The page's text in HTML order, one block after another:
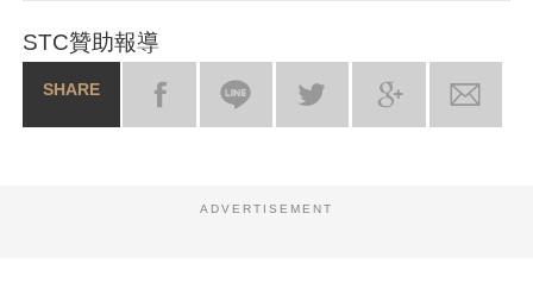
STC贊助報導
SHARE
ADVERTISEMENT